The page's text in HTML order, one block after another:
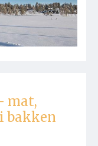
mat,
bakken